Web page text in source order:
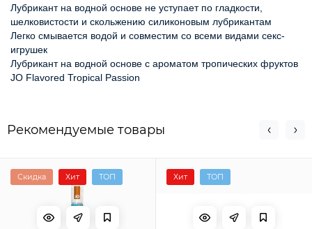
Лубрикант на водной основе не уступает по гладкости,
шелковистости и скольжению силиконовым лубрикантам
Легко смывается водой и совместим со всеми видами секс-
игрушек
Лубрикант на водной основе с ароматом тропических фруктов
JO Flavored Tropical Passion
Рекомендуемые товары
Скидка Хит ТОП Хит ТОП